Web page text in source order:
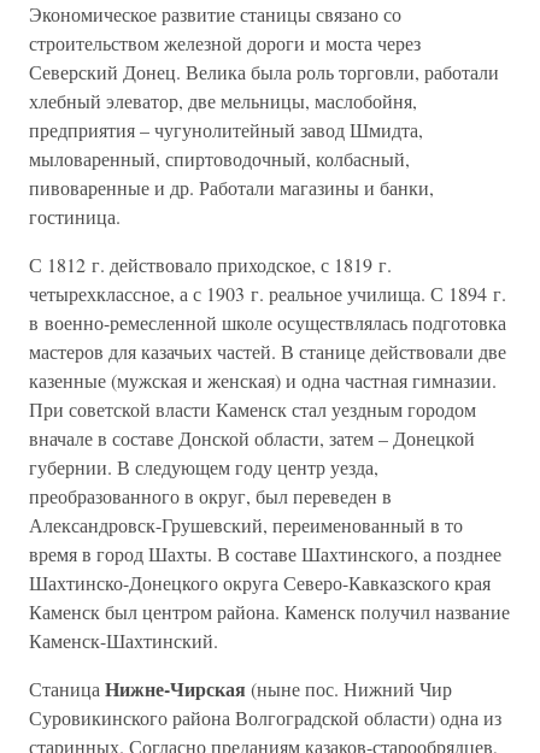
Экономическое развитие станицы связано со
строительством железной дороги и моста через
Северский Донец. Велика была роль торговли, работали
хлебный элеватор, две мельницы, маслобойня,
предприятия – чугунолитейный завод Шмидта,
мыловаренный, спиртоводочный, колбасный,
пивоваренные и др. Работали магазины и банки,
гостиница.
С 1812 г. действовало приходское, с 1819 г.
четырехклассное, а с 1903 г. реальное училища. С 1894 г.
в военно-ремесленной школе осуществлялась подготовка
мастеров для казачьих частей. В станице действовали две
казенные (мужская и женская) и одна частная гимназии.
При советской власти Каменск стал уездным городом
вначале в составе Донской области, затем – Донецкой
губернии. В следующем году центр уезда,
преобразованного в округ, был переведен в
Александровск-Грушевский, переименованный в то
время в город Шахты. В составе Шахтинского, а позднее
Шахтинско-Донецкого округа Северо-Кавказского края
Каменск был центром района. Каменск получил название
Каменск-Шахтинский.
Станица Нижне-Чирская (ныне пос. Нижний Чир
Суровикинского района Волгоградской области) одна из
старинных. Согласно преданиям казаков-старообрядцев,